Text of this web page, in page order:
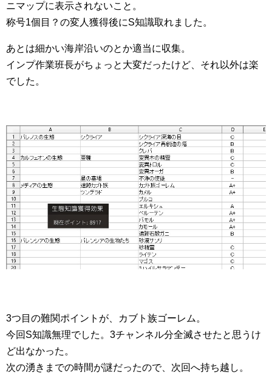
ニマップに表示されないこと。
称号1個目？の変人獲得後にS知識取れました。
あとは細かい海岸沿いのとか適当に収集。
インプ作業班長がちょっと大変だったけど、それ以外は楽
でした。
3つ目の難関ポイントが、カブト族ゴーレム。
今回S知識無理でした。3チャンネル分全滅させたと思うけ
ど出なかった。
次の湧きまでの時間が謎だったので、次回へ持ち越し。